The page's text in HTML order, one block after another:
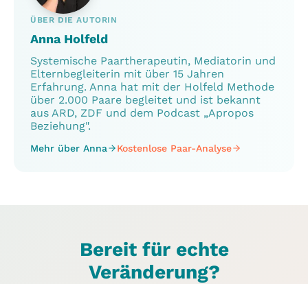
ÜBER DIE AUTORIN
Anna Holfeld
Systemische Paartherapeutin, Mediatorin und
Elternbegleiterin mit über 15 Jahren
Erfahrung. Anna hat mit der Holfeld Methode
über 2.000 Paare begleitet und ist bekannt
aus ARD, ZDF und dem Podcast „Apropos
Beziehung".
Mehr über Anna Kostenlose Paar-Analyse
Bereit für echte
Veränderung?